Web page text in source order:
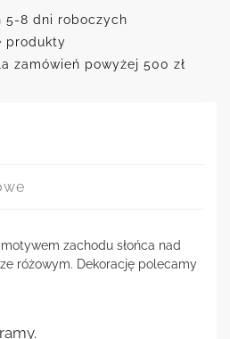
5-8 dni roboczych
produkty
zamówień powyżej 500 zł
zachodu słońca nad
różowym. Dekorację polecamy